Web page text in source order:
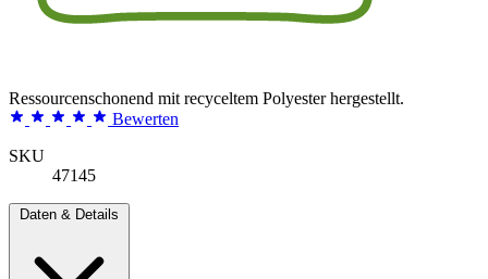
Ressourcenschonend mit recyceltem Polyester hergestellt.
Bewerten
SKU
47145
Daten & Details